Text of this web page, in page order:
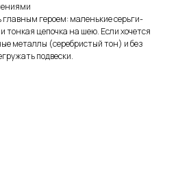
главным героем: маленькие серьги-
тонкая цепочка на шею. Если хочется
металлы (серебристый тон) и без
подвески.